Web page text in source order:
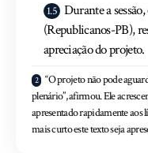
Durante a
(Republicanos-PB),
apreciação do projeto.
“O projeto não pode
plenário”, afirmou. Ele
apresentado rapidamente aos
mais curto este texto seja